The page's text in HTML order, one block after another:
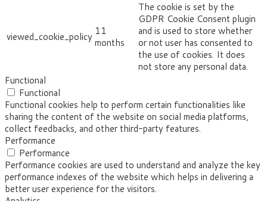
viewed_cookie_policy 11
months
The cookie is set by the
GDPR Cookie Consent plugin
and is used to store whether
or not user has consented to
the use of cookies. It does
not store any personal data.
Functional
Functional
Functional cookies help to perform certain functionalities like
sharing the content of the website on social media platforms,
collect feedbacks, and other third-party features.
Performance
Performance
Performance cookies are used to understand and analyze the key
performance indexes of the website which helps in delivering a
better user experience for the visitors.